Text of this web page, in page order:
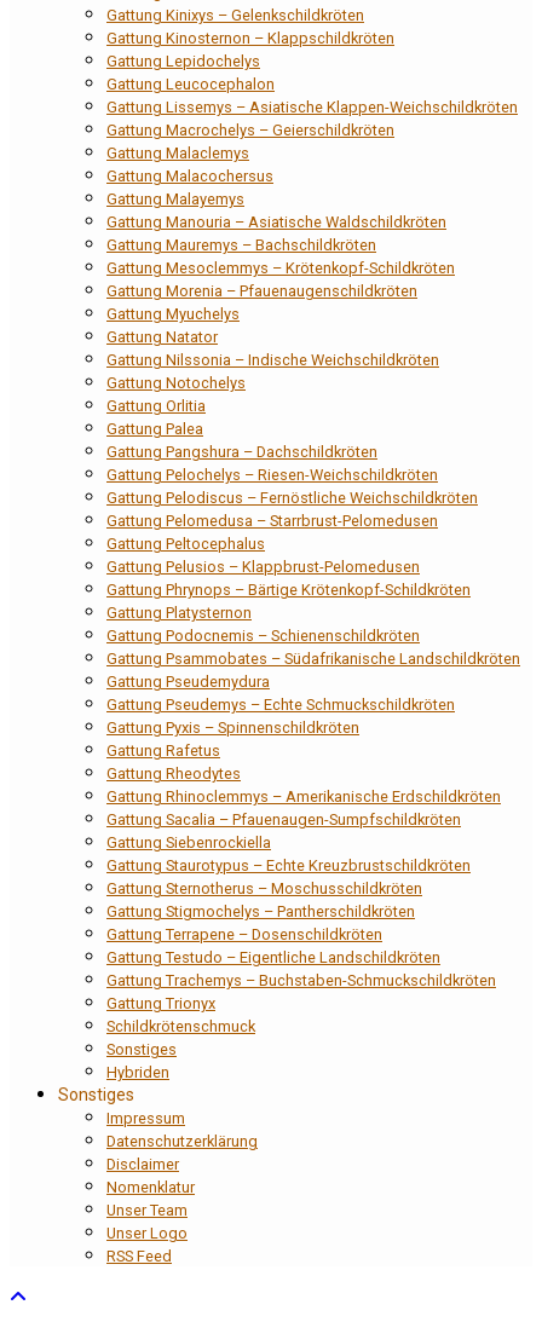
Gattung Kinixys – Gelenkschildkröten
Gattung Kinosternon – Klappschildkröten
Gattung Lepidochelys
Gattung Leucocephalon
Gattung Lissemys – Asiatische Klappen-Weichschildkröten
Gattung Macrochelys – Geierschildkröten
Gattung Malaclemys
Gattung Malacochersus
Gattung Malayemys
Gattung Manouria – Asiatische Waldschildkröten
Gattung Mauremys – Bachschildkröten
Gattung Mesoclemmys – Krötenkopf-Schildkröten
Gattung Morenia – Pfauenaugenschildkröten
Gattung Myuchelys
Gattung Natator
Gattung Nilssonia – Indische Weichschildkröten
Gattung Notochelys
Gattung Orlitia
Gattung Palea
Gattung Pangshura – Dachschildkröten
Gattung Pelochelys – Riesen-Weichschildkröten
Gattung Pelodiscus – Fernöstliche Weichschildkröten
Gattung Pelomedusa – Starrbrust-Pelomedusen
Gattung Peltocephalus
Gattung Pelusios – Klappbrust-Pelomedusen
Gattung Phrynops – Bärtige Krötenkopf-Schildkröten
Gattung Platysternon
Gattung Podocnemis – Schienenschildkröten
Gattung Psammobates – Südafrikanische Landschildkröten
Gattung Pseudemydura
Gattung Pseudemys – Echte Schmuckschildkröten
Gattung Pyxis – Spinnenschildkröten
Gattung Rafetus
Gattung Rheodytes
Gattung Rhinoclemmys – Amerikanische Erdschildkröten
Gattung Sacalia – Pfauenaugen-Sumpfschildkröten
Gattung Siebenrockiella
Gattung Staurotypus – Echte Kreuzbrustschildkröten
Gattung Sternotherus – Moschusschildkröten
Gattung Stigmochelys – Pantherschildkröten
Gattung Terrapene – Dosenschildkröten
Gattung Testudo – Eigentliche Landschildkröten
Gattung Trachemys – Buchstaben-Schmuckschildkröten
Gattung Trionyx
Schildkrötenschmuck
Sonstiges
Hybriden
Sonstiges
Impressum
Datenschutzerklärung
Disclaimer
Nomenklatur
Unser Team
Unser Logo
RSS Feed